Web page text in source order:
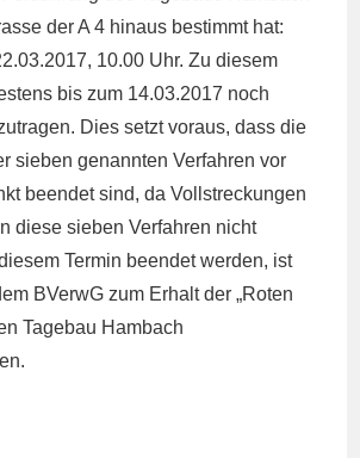
der A 4 hinaus bestimmt hat:
10.00 Uhr. Zu diesem
bis zum 14.03.2017 noch
Dies setzt voraus, dass die
sieben genannten Verfahren vor
beendet sind, da Vollstreckungen
diese sieben Verfahren nicht
Termin beendet werden, ist
BVerwG zum Erhalt der „Roten
Tagebau Hambach